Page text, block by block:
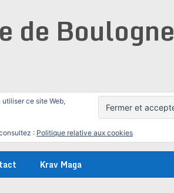
de Boulogne
ce site Web,
: Politique relative aux cookies
Krav Maga